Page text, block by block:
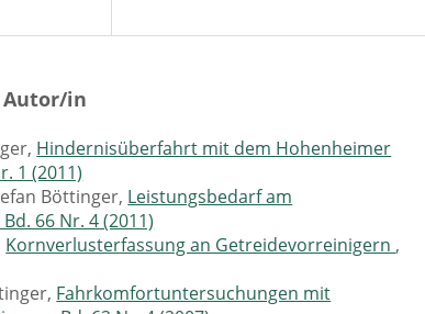
Autor/in
Hindernisüberfahrt mit dem Hohenheimer
1 (2011)
Böttinger, Leistungsbedarf am
66 Nr. 4 (2011)
Kornverlusterfassung an Getreidevorreinigern ,
Fahrkomfortuntersuchungen mit